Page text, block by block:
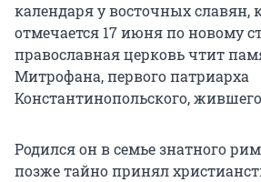
календаря у восточных славян,
отмечается 17 июня по новому
православная церковь чтит
Митрофана, первого патриарха
Константинопольского,
Родился он в семье знатного
позже тайно принял